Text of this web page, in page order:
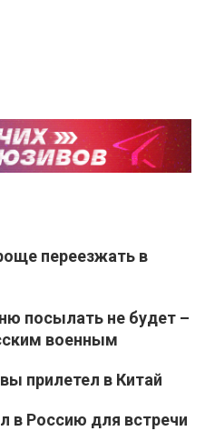
переезжать в
посылать не будет –
военным
прилетел в Китай
в Россию для встречи